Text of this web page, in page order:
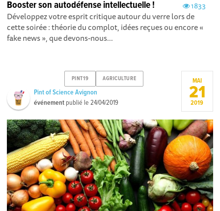
1833
Booster son autodéfense intellectuelle !
Développez votre esprit critique autour du verre lors de
cette soirée : théorie du complot, idées reçues ou encore «
fake news », que devons-nous...
PINT19 AGRICULTURE
Pint of Science Avignon
événement publié le24/04/2019
MAI
21
2019